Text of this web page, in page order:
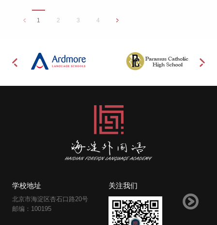
1 2 3 4
学校地址
北京市海淀区杏石口路20号
邮编：100195
关注我们